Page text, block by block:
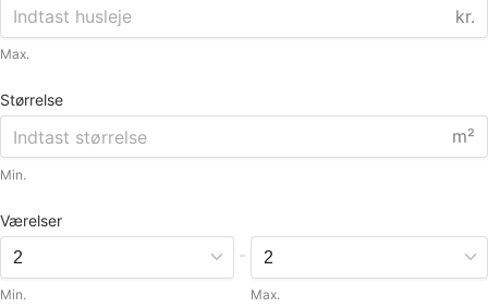
kr.
Max.
Størrelse
m²
Min.
Værelser
Min.
-
Max.